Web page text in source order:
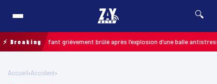
🔍
⚡ Breaking
: un enfant grièvement brûlé après l’explosion d’une balle antistress
Accueil›Accident›